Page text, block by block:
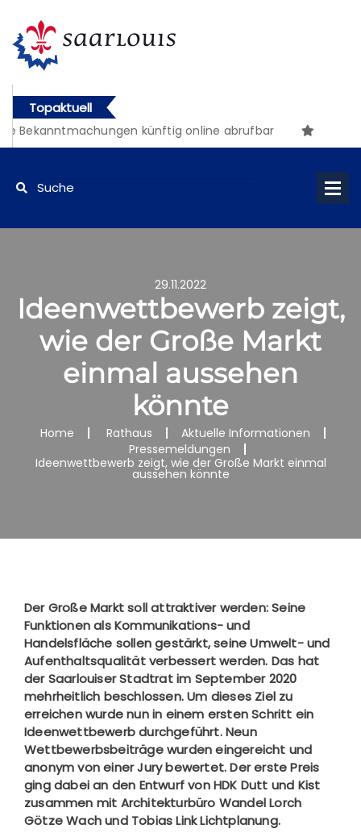
Topaktuell
künftig online abrufbar
29.11.2022
Ideenwettbewerb zeigt,
wie der Große Markt
einmal aussehen
könnte
Home Rathaus
Aktuelle Informationen
Pressemeldungen
Ideenwettbewerb zeigt, wie der Große Markt einmal
aussehen könnte
Der Große Markt soll attraktiver werden: Seine
Funktionen als Kommunikations- und
Handelsfläche sollen gestärkt, seine Umwelt- und
Aufenthaltsqualität verbessert werden. Das hat
der Saarlouiser Stadtrat im September 2020
mehrheitlich beschlossen. Um dieses Ziel zu
erreichen wurde nun in einem ersten Schritt ein
Ideenwettbewerb durchgeführt. Neun
Wettbewerbsbeiträge wurden eingereicht und
anonym von einer Jury bewertet. Der erste Preis
ging dabei an den Entwurf von HDK Dutt und Kist
zusammen mit Architekturbüro Wandel Lorch
Götze Wach und Tobias Link Lichtplanung.